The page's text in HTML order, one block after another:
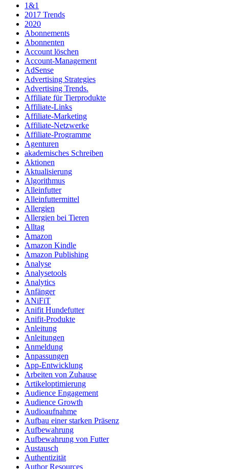
1&1
2017 Trends
2020
Abonnements
Abonnenten
Account löschen
Account-Management
AdSense
Advertising Strategies
Advertising Trends.
Affiliate für Tierprodukte
Affiliate-Links
Affiliate-Marketing
Affiliate-Netzwerke
Affiliate-Programme
Agenturen
akademisches Schreiben
Aktionen
Aktualisierung
Algorithmus
Alleinfutter
Alleinfuttermittel
Allergien
Allergien bei Tieren
Alltag
Amazon
Amazon Kindle
Amazon Publishing
Analyse
Analysetools
Analytics
Anfänger
ANiFiT
Anifit Hundefutter
Anifit-Produkte
Anleitung
Anleitungen
Anmeldung
Anpassungen
App-Entwicklung
Arbeiten von Zuhause
Artikeloptimierung
Audience Engagement
Audience Growth
Audioaufnahme
Aufbau einer starken Präsenz
Aufbewahrung
Aufbewahrung von Futter
Austausch
Authentizität
Author Resources